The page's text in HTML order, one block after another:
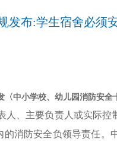
发布:学生宿舍必须
〈中小学校、幼儿园消防安全
人、主要负责人或实际
的消防安全负领导责任